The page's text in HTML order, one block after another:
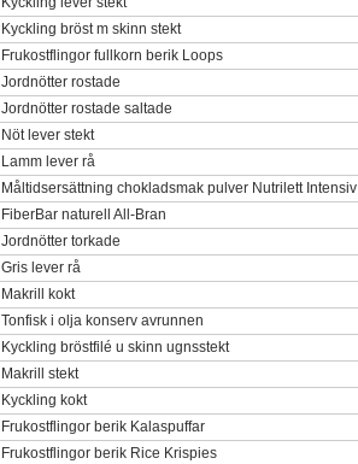
Kyckling bröst m skinn stekt
Frukostflingor fullkorn berik Loops
Jordnötter rostade
Jordnötter rostade saltade
Nöt lever stekt
Lamm lever rå
Måltidsersättning chokladsmak pulver Nutrilett Intensiv
FiberBar naturell All-Bran
Jordnötter torkade
Gris lever rå
Makrill kokt
Tonfisk i olja konserv avrunnen
Kyckling bröstfilé u skinn ugnsstekt
Makrill stekt
Kyckling kokt
Frukostflingor berik Kalaspuffar
Frukostflingor berik Rice Krispies